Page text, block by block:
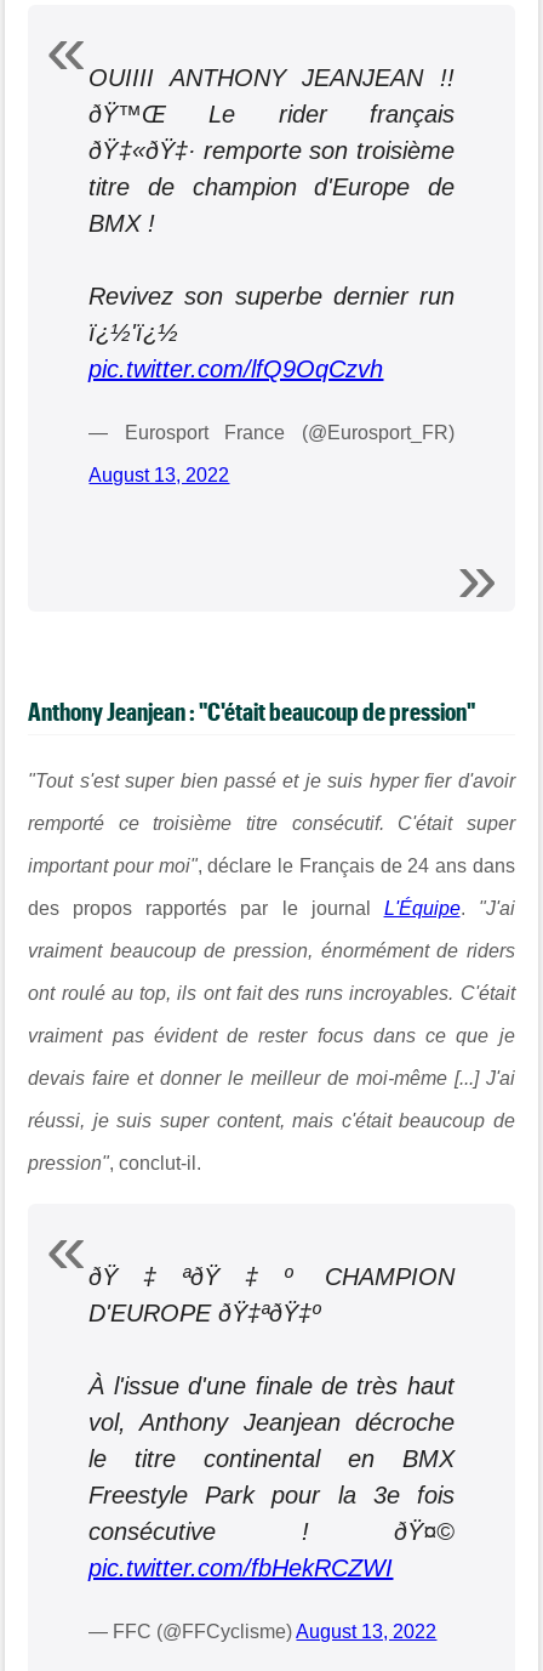
OUIIII ANTHONY JEANJEAN !!
ðŸ™Œ Le rider français
ðŸ‡«ðŸ‡· remporte son troisième
titre de champion d'Europe de
BMX !
Revivez son superbe dernier run
ï¿½'ï¿½
pic.twitter.com/lfQ9OqCzvh
— Eurosport France (@Eurosport_FR)
August 13, 2022
Anthony Jeanjean : "C'était beaucoup de pression"
"Tout s'est super bien passé et je suis hyper fier d'avoir
remporté ce troisième titre consécutif. C'était super
important pour moi", déclare le Français de 24 ans dans
des propos rapportés par le journal L'Équipe. "J'ai
vraiment beaucoup de pression, énormément de riders
ont roulé au top, ils ont fait des runs incroyables. C'était
vraiment pas évident de rester focus dans ce que je
devais faire et donner le meilleur de moi-même [...] J'ai
réussi, je suis super content, mais c'était beaucoup de
pression", conclut-il.
ðŸ‡ªðŸ‡º CHAMPION
D'EUROPE ðŸ‡ªðŸ‡º
À l'issue d'une finale de très haut
vol, Anthony Jeanjean décroche
le titre continental en BMX
Freestyle Park pour la 3e fois
consécutive ! ðŸ¤©
pic.twitter.com/fbHekRCZWI
— FFC (@FFCyclisme)August 13, 2022